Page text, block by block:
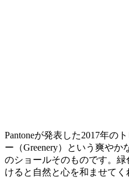
Pantoneが発表した2017年の
ー（Greenery）という爽や
のショールそのものです。
けると自然と心を和ませてく